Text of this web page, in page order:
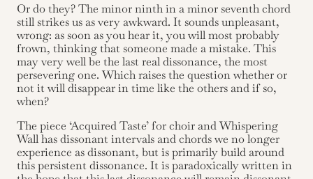
Or do they? The minor ninth in a minor seventh chord
still strikes us as very awkward. It sounds unpleasant,
wrong: as soon as you hear it, you will most probably
frown, thinking that someone made a mistake. This
may very well be the last real dissonance, the most
persevering one. Which raises the question whether or
not it will disappear in time like the others and if so,
when?
The piece ‘Acquired Taste’ for choir and Whispering
Wall has dissonant intervals and chords we no longer
experience as dissonant, but is primarily build around
this persistent dissonance. It is paradoxically written in